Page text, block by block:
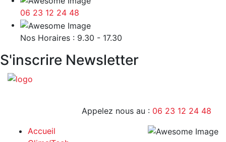
06 23 12 24 48
Nos Horaires : 9.30 - 17.30
S'inscrire Newsletter
Appelez nous au : 06 23 12 24 48
Accueil